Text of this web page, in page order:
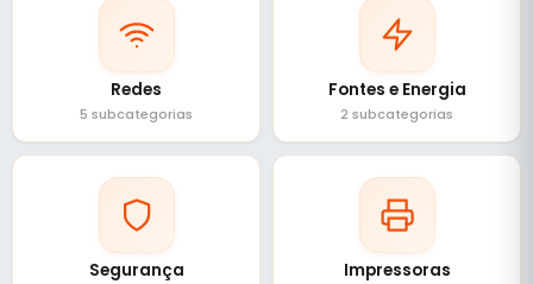
Redes
5 subcategorias
Fontes e Energia
2 subcategorias
Segurança Impressoras